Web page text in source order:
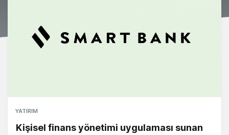
YATIRIM
Kişisel finans yönetimi uygulaması sunan